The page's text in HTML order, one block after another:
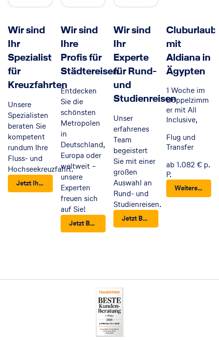
Wir sind
Ihr
Spezialist
für
Kreuzfahrten
Unsere
Spezialisten
beraten Sie
kompetent
rundum Ihre
Fluss- und
Hochseekreuzfahrt.
Jetzt Ihre nächste Kreuzfahrt finden
Wir sind
Ihre
Profis für
Städtereisen
Entdecken
Sie die
schönsten
Metropolen
in
Deutschland,
Europa oder
weltweit –
unsere
Experten
freuen sich
auf Sie!
Jetzt Beratungstermin vereinbaren
Wir sind
Ihr
Experte
für Rund-
und
Studienreisen
Unser
erfahrenes
Team
begeistert
Sie mit einer
großen
Auswahl an
Rund- und
Studienreisen.
Jetzt Beratungstermin vereinbaren
Cluburlaub
mit
Aldiana in
Ägypten
1 Woche im
Doppelzimm
er mit All
Inclusive,
Flug und
Transfer
ab 1.082 € p.
P.
Weitere Infos und Buchung im Reisebüro